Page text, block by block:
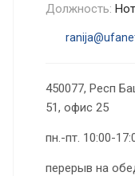
Должность:
450077, Респ
51, офис 25
пн.-пт. 10:00-
перерыв на